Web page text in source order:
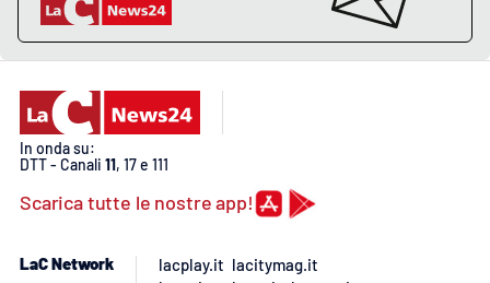
Lacapitalenews.it
Cosenzachannel.it
In onda su:
DTT - Canali 11, 17 e 111
Scarica tutte le nostre app!
LaC Network
lacplay.it lacitymag.it